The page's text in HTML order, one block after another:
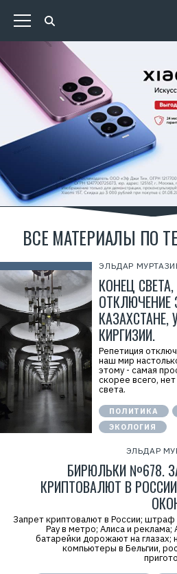
ВСЕ МАТЕРИАЛЫ ПО
ЭЛЬДАР
КОНЕЦ
ОТКЛЮЧЕНИЕ
КАЗАХСТАНЕ,
КИРГИЗИИ.
Репетиция
наш мир
этому - самая
скорее всего,
света.
ПОЛИТИКА
ЭКОЛОГИЯ
ЭЛЬДАР
БИРЮЛЬКИ №678.
КРИПТОВАЛЮТ В
Запрет криптовалют в России; штраф
Pay в метро; Алиса и
батарейки дорожают на глазах;
компьютеры в Бельгии,